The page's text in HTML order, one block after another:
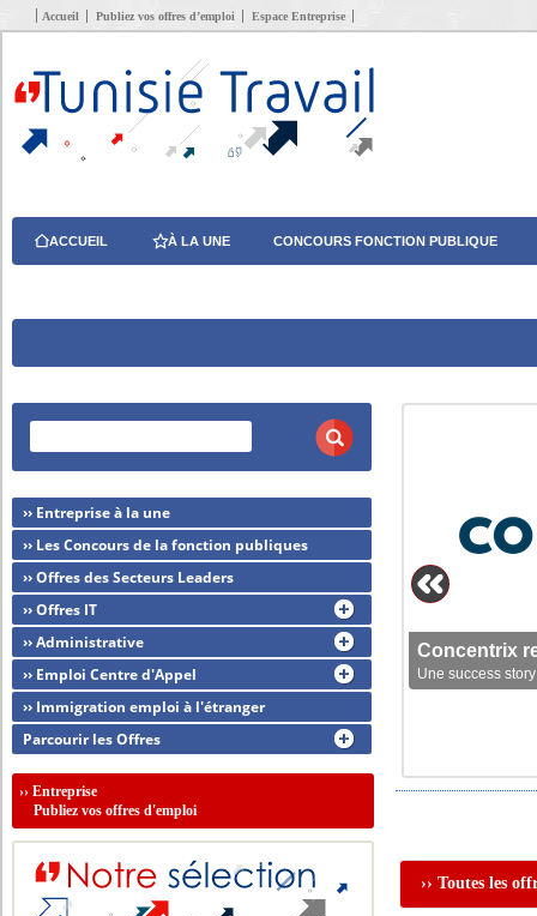
Accueil Publiez vos offres d’emploi Espace Entreprise
ACCUEIL À LA UNE CONCOURS FONCTION PUBLIQUE
Concentrix
Une success
›› Toutes les
›› Entreprise à la une
›› Les Concours de la fonction publiques
›› Offres des Secteurs Leaders
›› Offres IT
›› Administrative
›› Emploi Centre d'Appel
›› Immigration emploi à l'étranger
Parcourir les Offres
››Entreprise
Publiez vos offres d'emploi